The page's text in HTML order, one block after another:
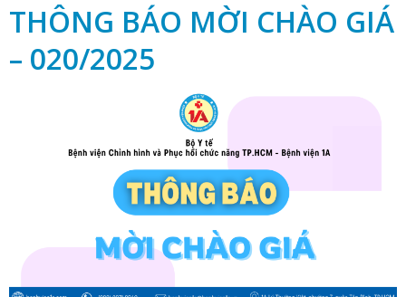
THÔNG BÁO MỜI CHÀO GIÁ
– 020/2025